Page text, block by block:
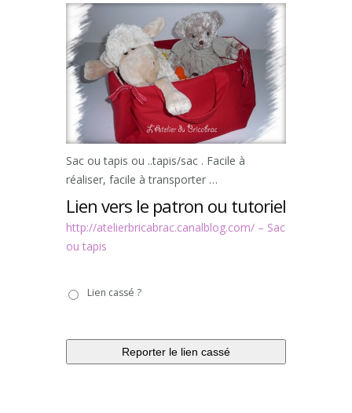
Sac ou tapis ou ..tapis/sac . Facile à
réaliser, facile à transporter …
Lien vers le patron ou tutoriel
http://atelierbricabrac.canalblog.com/ – Sac
ou tapis
casséLien cassé ?